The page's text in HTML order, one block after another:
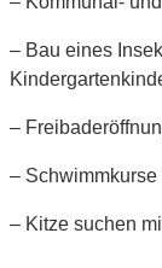
– Bau eines
–
–
– Kitze suchen